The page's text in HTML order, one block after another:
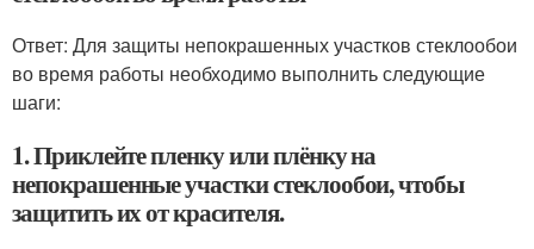
Ответ: Для защиты непокрашенных участков стеклообои
во время работы необходимо выполнить следующие
шаги:
1. Приклейте пленку или плёнку на
непокрашенные участки стеклообои, чтобы
защитить их от красителя.